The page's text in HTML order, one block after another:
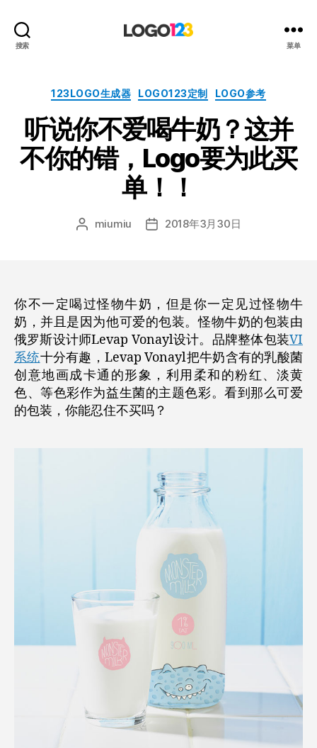
搜索
设
计
博
客
菜单
分
123LOGO生成器 LOGO123定制 LOGO参考
听说你不爱喝牛奶？这并
不你的错，Logo要为此买
单！！
文 miumiu
发 2018年3月30日
你不一定喝过怪物牛奶，但是你一定见过怪物牛
奶，并且是因为他可爱的包装。怪物牛奶的包装由
俄罗斯设计师Levap Vonayl设计。品牌整体包装VI
系统十分有趣，Levap Vonayl把牛奶含有的乳酸菌
创意地画成卡通的形象，利用柔和的粉红、淡黄
色、等色彩作为益生菌的主题色彩。看到那么可爱
的包装，你能忍住不买吗？